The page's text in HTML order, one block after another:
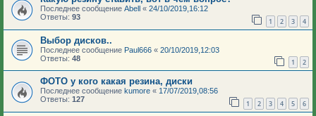
Последнее сообщение Abell « 24/10/2019,16:12
Ответы: 93 1 2 3 4
Выбор дисков..
Последнее сообщение Paul666 « 20/10/2019,12:03
Ответы: 48 1 2
ФОТО у кого какая резина, диски
Последнее сообщение kumore « 17/07/2019,08:56
Ответы: 127 1 2 3 4 5 6